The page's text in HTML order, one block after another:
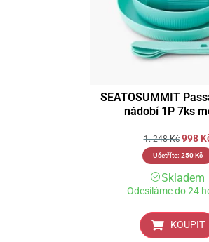
SEATOSUMMIT
nádobí 1P 7ks
1. 248Kč 998
Ušetříte: 250Kč
Skladem
Odesíláme do 24
KOUPIT